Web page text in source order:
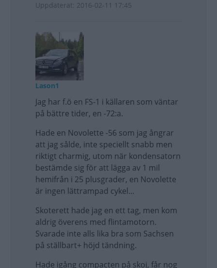
Uppdaterat: 2016-02-11 17:45
Lason1
Jag har f.ö en FS-1 i källaren som väntar
på bättre tider, en -72:a.
Hade en Novolette -56 som jag ångrar
att jag sålde, inte speciellt snabb men
riktigt charmig, utom när kondensatorn
bestämde sig för att lägga av 1 mil
hemifrån i 25 plusgrader, en Novolette
är ingen lättrampad cykel...
Skoterett hade jag en ett tag, men kom
aldrig överens med flintamotorn.
Svarade inte alls lika bra som Sachsen
på ställbart+ höjd tändning.
Hade igång compacten på skoj, får nog